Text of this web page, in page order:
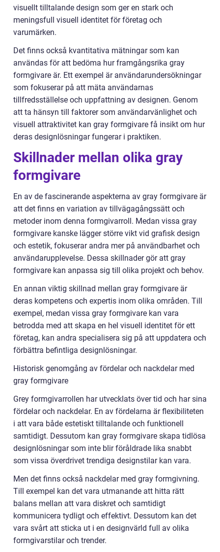
visuellt tilltalande design som ger en stark och
meningsfull visuell identitet för företag och
varumärken.
Det finns också kvantitativa mätningar som kan
användas för att bedöma hur framgångsrika gray
formgivare är. Ett exempel är användarundersökningar
som fokuserar på att mäta användarnas
tillfredsställelse och uppfattning av designen. Genom
att ta hänsyn till faktorer som användarvänlighet och
visuell attraktivitet kan gray formgivare få insikt om hur
deras designlösningar fungerar i praktiken.
Skillnader mellan olika gray
formgivare
En av de fascinerande aspekterna av gray formgivare är
att det finns en variation av tillvägagångssätt och
metoder inom denna formgivarroll. Medan vissa gray
formgivare kanske lägger större vikt vid grafisk design
och estetik, fokuserar andra mer på användbarhet och
användarupplevelse. Dessa skillnader gör att gray
formgivare kan anpassa sig till olika projekt och behov.
En annan viktig skillnad mellan gray formgivare är
deras kompetens och expertis inom olika områden. Till
exempel, medan vissa gray formgivare kan vara
betrodda med att skapa en hel visuell identitet för ett
företag, kan andra specialisera sig på att uppdatera och
förbättra befintliga designlösningar.
Historisk genomgång av fördelar och nackdelar med
gray formgivare
Grey formgivarrollen har utvecklats över tid och har sina
fördelar och nackdelar. En av fördelarna är flexibiliteten
i att vara både estetiskt tilltalande och funktionell
samtidigt. Dessutom kan gray formgivare skapa tidlösa
designlösningar som inte blir föråldrade lika snabbt
som vissa överdrivet trendiga designstilar kan vara.
Men det finns också nackdelar med gray formgivning.
Till exempel kan det vara utmanande att hitta rätt
balans mellan att vara diskret och samtidigt
kommunicera tydligt och effektivt. Dessutom kan det
vara svårt att sticka ut i en designvärld full av olika
formgivarstilar och trender.